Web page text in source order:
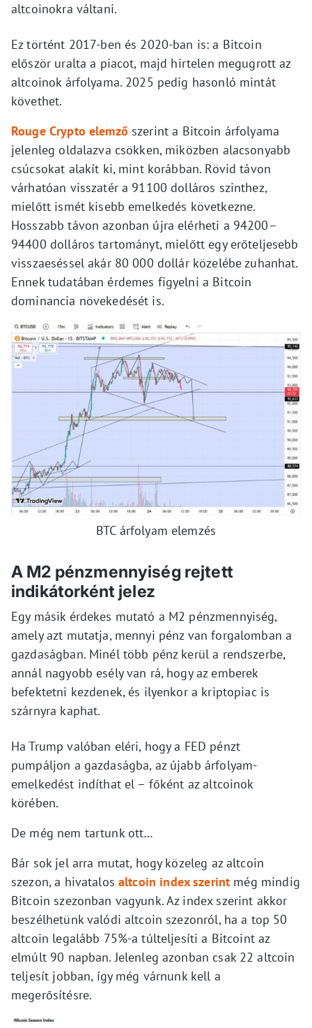
altcoinokra váltani.
Ez történt 2017-ben és 2020-ban is: a Bitcoin
először uralta a piacot, majd hirtelen megugrott az
altcoinok árfolyama. 2025 pedig hasonló mintát
követhet.
Rouge Crypto elemző szerint a Bitcoin árfolyama
jelenleg oldalazva csökken, miközben alacsonyabb
csúcsokat alakít ki, mint korábban. Rövid távon
várhatóan visszatér a 91100 dolláros szinthez,
mielőtt ismét kisebb emelkedés következne.
Hosszabb távon azonban újra elérheti a 94200–
94400 dolláros tartományt, mielőtt egy erőteljesebb
visszaeséssel akár 80 000 dollár közelébe zuhanhat.
Ennek tudatában érdemes figyelni a Bitcoin
dominancia növekedését is.
BTC árfolyam elemzés
A M2 pénzmennyiség rejtett
indikátorként jelez
Egy másik érdekes mutató a M2 pénzmennyiség,
amely azt mutatja, mennyi pénz van forgalomban a
gazdaságban. Minél több pénz kerül a rendszerbe,
annál nagyobb esély van rá, hogy az emberek
befektetni kezdenek, és ilyenkor a kriptopiac is
szárnyra kaphat.
Ha Trump valóban eléri, hogy a FED pénzt
pumpáljon a gazdaságba, az újabb árfolyam-
emelkedést indíthat el – főként az altcoinok
körében.
De még nem tartunk ott…
Bár sok jel arra mutat, hogy közeleg az altcoin
szezon, a hivatalos altcoin index szerint még mindig
Bitcoin szezonban vagyunk. Az index szerint akkor
beszélhetünk valódi altcoin szezonról, ha a top 50
altcoin legalább 75%-a túlteljesíti a Bitcoint az
elmúlt 90 napban. Jelenleg azonban csak 22 altcoin
teljesít jobban, így még várnunk kell a
megerősítésre.